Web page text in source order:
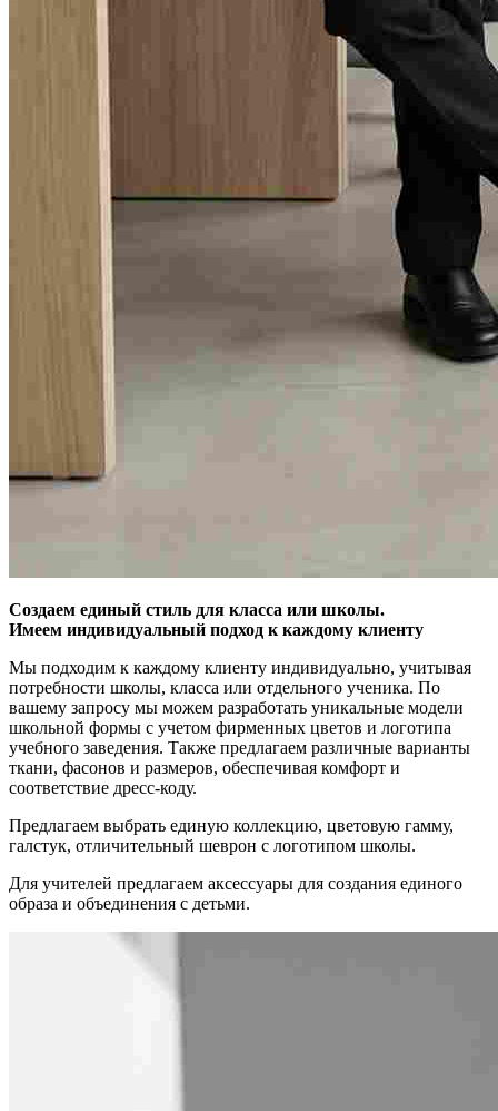
Создаем единый стиль для класса или школы.
Имеем индивидуальный подход к каждому клиенту
Мы подходим к каждому клиенту индивидуально, учитывая
потребности школы, класса или отдельного ученика. По
вашему запросу мы можем разработать уникальные модели
школьной формы с учетом фирменных цветов и логотипа
учебного заведения. Также предлагаем различные варианты
ткани, фасонов и размеров, обеспечивая комфорт и
соответствие дресс-коду.
Предлагаем выбрать единую коллекцию, цветовую гамму,
галстук, отличительный шеврон с логотипом школы.
Для учителей предлагаем аксессуары для создания единого
образа и объединения с детьми.